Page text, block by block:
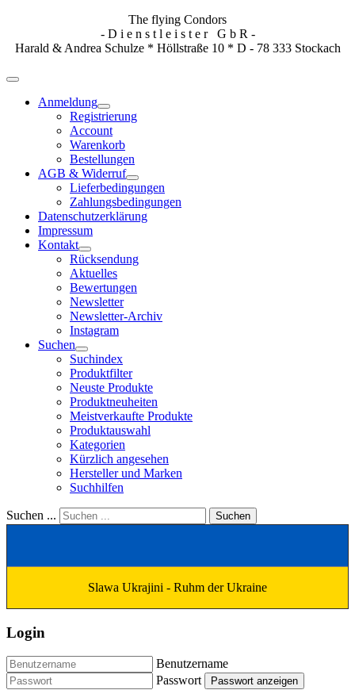
The flying Condors
- D i e n s t l e i s t e r G b R -
Harald & Andrea Schulze * Höllstraße 10 * D - 78 333 Stockach
Anmeldung
Registrierung
Account
Warenkorb
Bestellungen
AGB & Widerruf
Lieferbedingungen
Zahlungsbedingungen
Datenschutzerklärung
Impressum
Kontakt
Rücksendung
Aktuelles
Bewertungen
Newsletter
Newsletter-Archiv
Instagram
Suchen
Suchindex
Produktfilter
Neuste Produkte
Produktneuheiten
Meistverkaufte Produkte
Produktauswahl
Kategorien
Kürzlich angesehen
Hersteller und Marken
Suchhilfen
Suchen ... Suchen
Slawa Ukrajini - Ruhm der Ukraine
Login
Benutzername
Passwort
Passwort anzeigen